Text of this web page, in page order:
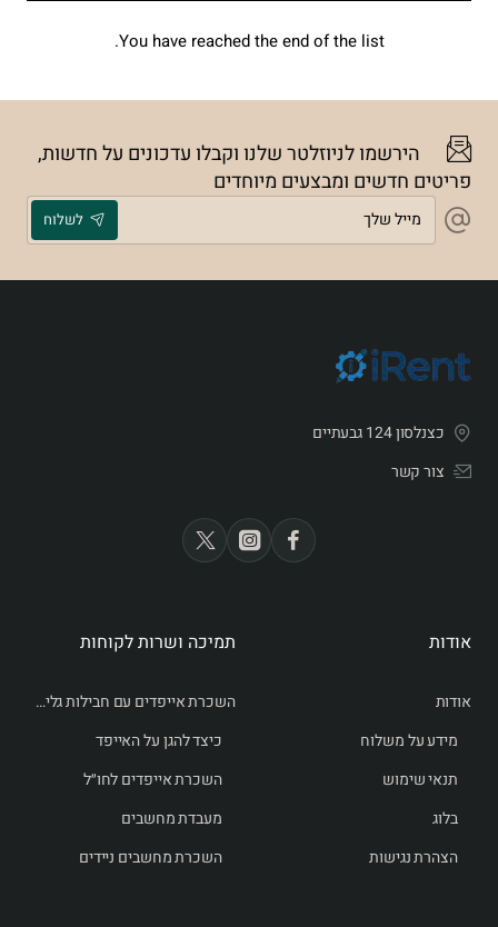
You have reached the end of the list.
הירשמו לניוזלטר שלנו וקבלו עדכונים על חדשות,
פריטים חדשים ומבצעים מיוחדים
מייל
שלך
לשלוח
כצנלסון 124 גבעתיים
צור קשר
אודות
אודות
מידע על משלוח
תנאי שימוש
בלוג
הצהרת נגישות
תמיכה ושרות לקוחות
השכרת אייפדים עם חבילות גלישה לחו״ל
כיצד להגן על האייפד
השכרת אייפדים לחו״ל
מעבדת מחשבים
השכרת מחשבים ניידים